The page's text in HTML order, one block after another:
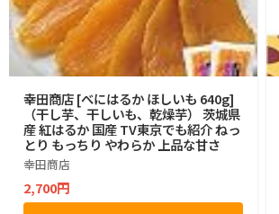
幸田商店 [べにはるか ほしいも 640g]
（干し芋、干しいも、乾燥芋） 茨城県
産 紅はるか 国産 TV東京でも紹介 ねっ
とり もっちり やわらか 上品な甘さ
幸田商店
2,700円